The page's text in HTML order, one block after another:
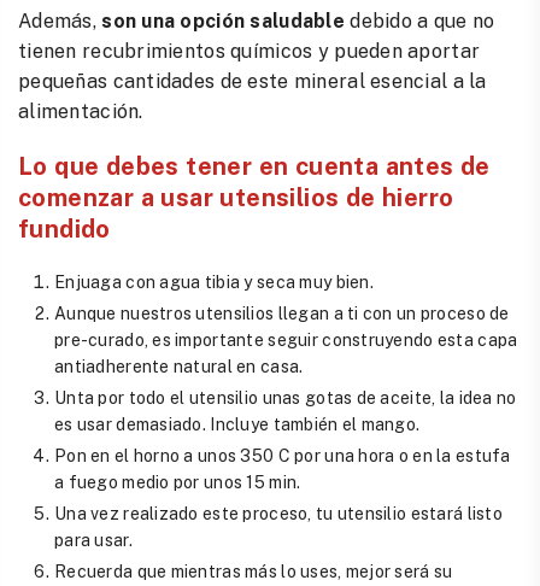
Además,son una opción saludabledebido a que no
tienen recubrimientos químicos y pueden aportar
pequeñas cantidades de este mineral esencial a la
alimentación.
Lo que debes tener en cuenta antes de
comenzar a usar utensilios de hierro
fundido
Enjuaga con agua tibia y seca muy bien.
Aunque nuestros utensilios llegan a ti con un proceso de
pre-curado, es importante seguir construyendo esta capa
antiadherente natural en casa.
Unta por todo el utensilio unas gotas de aceite, la idea no
es usar demasiado. Incluye también el mango.
Pon en el horno a unos 350 C por una hora o en la estufa
a fuego medio por unos 15 min.
Una vez realizado este proceso, tu utensilio estará listo
para usar.
Recuerda que mientras más lo uses, mejor será su